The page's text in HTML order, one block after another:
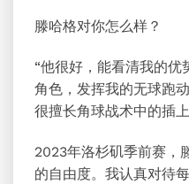
滕哈格对你怎么样？
“他很好，能看清我的
角色，发挥我的无球跑
很擅长角球战术中的插上
2023年洛杉矶季前赛，
的自由度。我认真对待